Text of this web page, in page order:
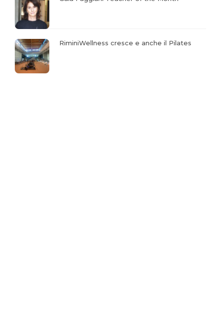
RiminiWellness cresce e anche il Pilates